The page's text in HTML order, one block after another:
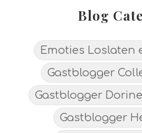
Blog
Emoties Loslaten
Gastblogger
Gastblogger
Gastblogger